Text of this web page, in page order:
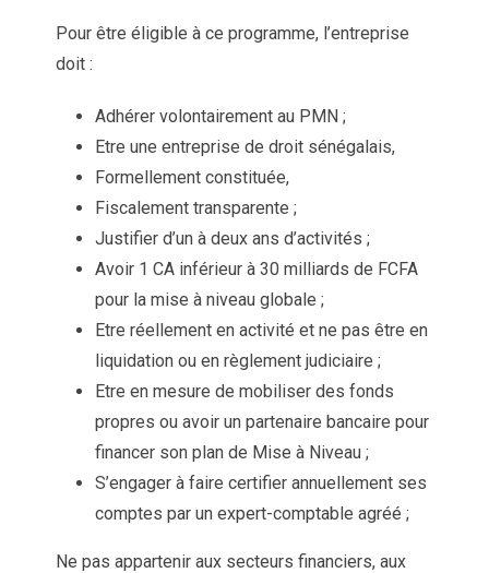
Pour être éligible à ce programme, l’entreprise
doit :
Adhérer volontairement au PMN ;
Etre une entreprise de droit sénégalais,
Formellement constituée,
Fiscalement transparente ;
Justifier d’un à deux ans d’activités ;
Avoir 1 CA inférieur à 30 milliards de FCFA
pour la mise à niveau globale ;
Etre réellement en activité et ne pas être en
liquidation ou en règlement judiciaire ;
Etre en mesure de mobiliser des fonds
propres ou avoir un partenaire bancaire pour
financer son plan de Mise à Niveau ;
S’engager à faire certifier annuellement ses
comptes par un expert-comptable agréé ;
Ne pas appartenir aux secteurs financiers, aux